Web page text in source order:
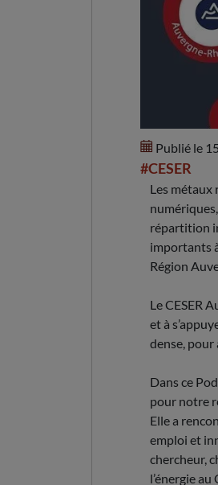
Publié le
#CESER
Les métaux
répartition
importants
Région
Le CESER
et à
dense, pour
Dans ce
pour notre
Elle a
emploi et
chercheur,
l’énergie